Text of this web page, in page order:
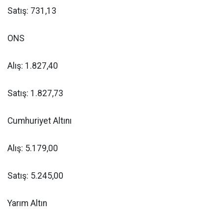
Satış: 731,13
ONS
Alış: 1.827,40
Satış: 1.827,73
Cumhuriyet Altını
Alış: 5.179,00
Satış: 5.245,00
Yarım Altın